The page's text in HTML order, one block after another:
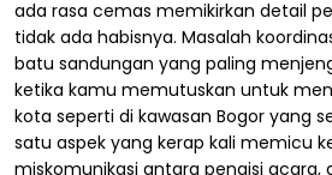
ada rasa cemas memikirkan detail
tidak ada habisnya. Masalah
batu sandungan yang paling
ketika kamu memutuskan untuk
kota seperti di kawasan Bogor yang
satu aspek yang kerap kali memicu
miskomunikasi antara pengisi acara,